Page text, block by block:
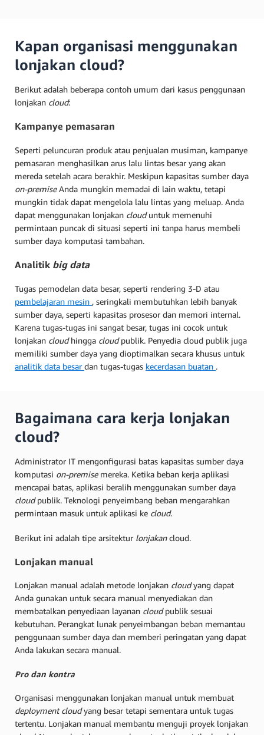
Kapan organisasi menggunakan
lonjakan cloud?
Berikut adalah beberapa contoh umum dari kasus penggunaan
lonjakan cloud:
Kampanye pemasaran
Seperti peluncuran produk atau penjualan musiman, kampanye
pemasaran menghasilkan arus lalu lintas besar yang akan
mereda setelah acara berakhir. Meskipun kapasitas sumber daya
on-premiseAnda mungkin memadai di lain waktu, tetapi
mungkin tidak dapat mengelola lalu lintas yang meluap. Anda
dapat menggunakan lonjakan clouduntuk memenuhi
permintaan puncak di situasi seperti ini tanpa harus membeli
sumber daya komputasi tambahan.
Analitik big data
Tugas pemodelan data besar, seperti rendering 3-D atau
pembelajaran mesin , seringkali membutuhkan lebih banyak
sumber daya, seperti kapasitas prosesor dan memori internal.
Karena tugas-tugas ini sangat besar, tugas ini cocok untuk
lonjakan cloudhingga cloudpublik. Penyedia cloud publik juga
memiliki sumber daya yang dioptimalkan secara khusus untuk
analitik data besardan tugas-tugas kecerdasan buatan .
Bagaimana cara kerja lonjakan
cloud?
Administrator IT mengonfigurasi batas kapasitas sumber daya
komputasi on-premisemereka. Ketika beban kerja aplikasi
mencapai batas, aplikasi beralih menggunakan sumber daya
cloudpublik. Teknologi penyeimbang beban mengarahkan
permintaan masuk untuk aplikasi ke cloud.
Berikut ini adalah tipe arsitektur lonjakancloud.
Lonjakan manual
Lonjakan manual adalah metode lonjakan cloudyang dapat
Anda gunakan untuk secara manual menyediakan dan
membatalkan penyediaan layanan cloudpublik sesuai
kebutuhan. Perangkat lunak penyeimbangan beban memantau
penggunaan sumber daya dan memberi peringatan yang dapat
Anda lakukan secara manual.
Pro dan kontra
Organisasi menggunakan lonjakan manual untuk membuat
deployment cloudyang besar tetapi sementara untuk tugas
tertentu. Lonjakan manual membantu menguji proyek lonjakan